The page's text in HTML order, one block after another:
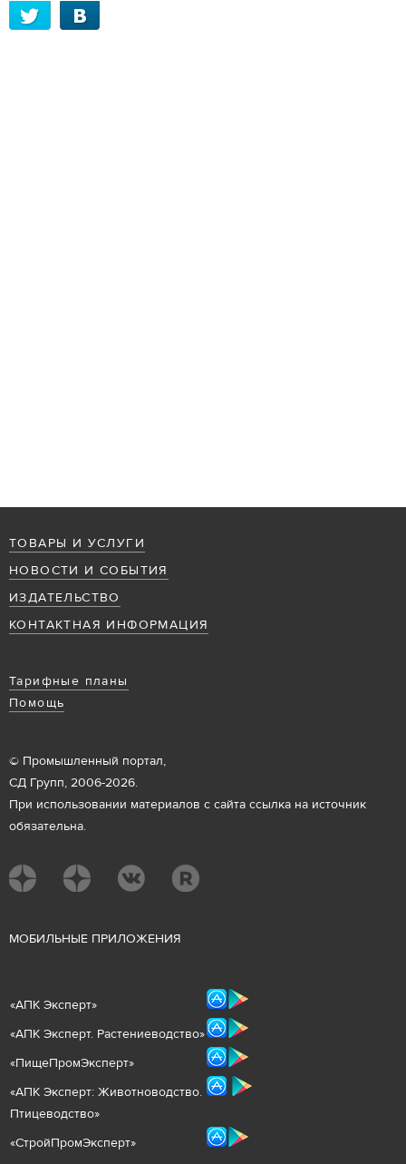
ТОВАРЫ И УСЛУГИ
НОВОСТИ И СОБЫТИЯ
ИЗДАТЕЛЬСТВО
КОНТАКТНАЯ ИНФОРМАЦИЯ
Тарифные планы
Помощь
© Промышленный портал,
СД Групп, 2006-2026.
При использовании материалов с сайта ссылка на источник
обязательна.
МОБИЛЬНЫЕ ПРИЛОЖЕНИЯ
«АПК Эксперт»
«АПК Эксперт. Растениеводство»
«ПищеПромЭксперт»
«АПК Эксперт: Животноводство.
Птицеводство»
«СтройПромЭксперт»